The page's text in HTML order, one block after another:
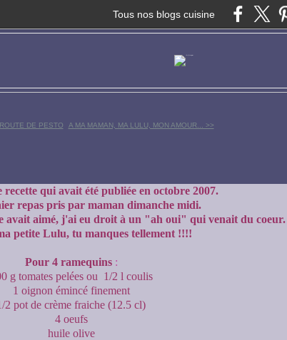
Tous nos blogs cuisine
DE PESTO A MA MAMAN, MA LULU, MON AMOUR... >>
recette qui avait été publiée en octobre 2007.
repas pris par maman dimanche midi.
avait aimé, j'ai eu droit à un "ah oui" qui venait du coeur.
petite Lulu, tu manques tellement !!!!
Pour 4 ramequins:
g tomates pelées ou 1/2 l coulis
1 oignon émincé finement
2 pot de crème fraiche (12.5 cl)
4 oeufs
huile olive